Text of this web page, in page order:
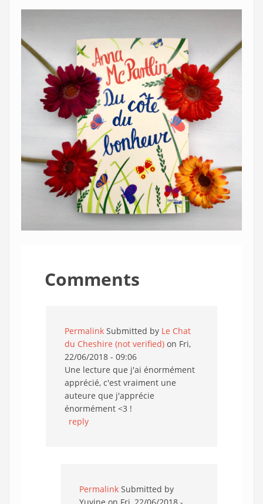
Comments
Permalink Submitted by Le Chat
du Cheshire (not verified) on Fri,
22/06/2018 - 09:06
Une lecture que j'ai énormément
apprécié, c'est vraiment une
auteure que j'apprécie
énormément <3 !
reply
Permalink Submitted by